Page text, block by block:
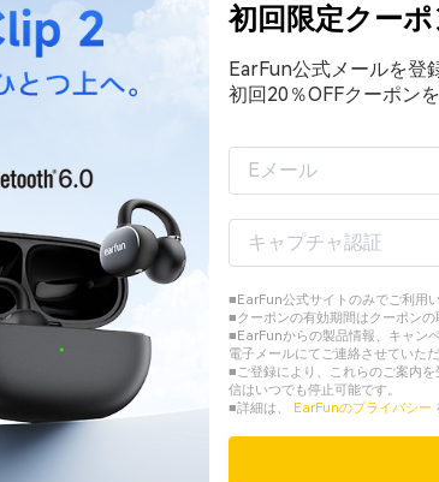
ワイヤレス・急速充
50ms低遅延ゲームモ
装着検出に対応
20% OFF
カ
お支払い方法
ご入金確認後、24時間以内
初回限定クーポ
EarFun公式メールを登
初回20％OFFクーポン
■EarFun公式サイトのみでご利用い
■クーポンの有効期間はクーポンの
■EarFunからの製品情報、キャン
電子メールにてご連絡させていた
■ご登録により、これらのご案内
信はいつでも停止可能です。
■詳細は、 EarFunのプライバシー